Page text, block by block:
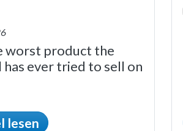
worst product the
has ever tried to sell on
lesen